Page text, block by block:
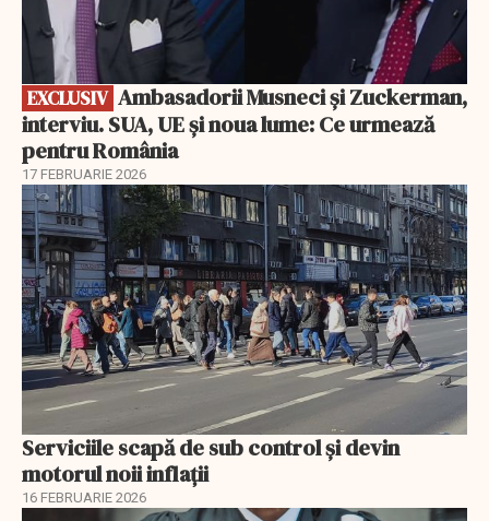
EXCLUSIV
interviu. SUA, UE și noua lume: Ce urmează
pentru România
17 FEBRUARIE 2026
Serviciile scapă de sub control și devin
motorul noii inflații
16 FEBRUARIE 2026